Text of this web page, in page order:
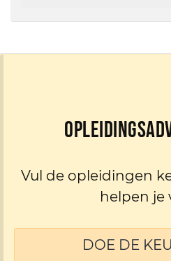
Vul de opleidingen
helpen je
DOE DE